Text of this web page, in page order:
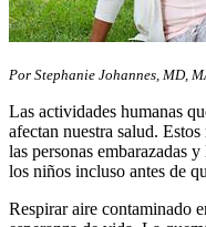
Por Stephanie Johannes, MD,
Las actividades humanas
afectan nuestra salud.
las personas embarazadas
los niños incluso antes de
Respirar aire contaminado